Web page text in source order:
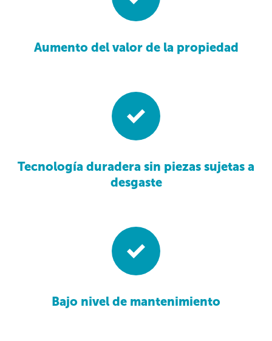
Aumento del valor de la propiedad
Tecnología duradera sin piezas sujetas a
desgaste
Bajo nivel de mantenimiento